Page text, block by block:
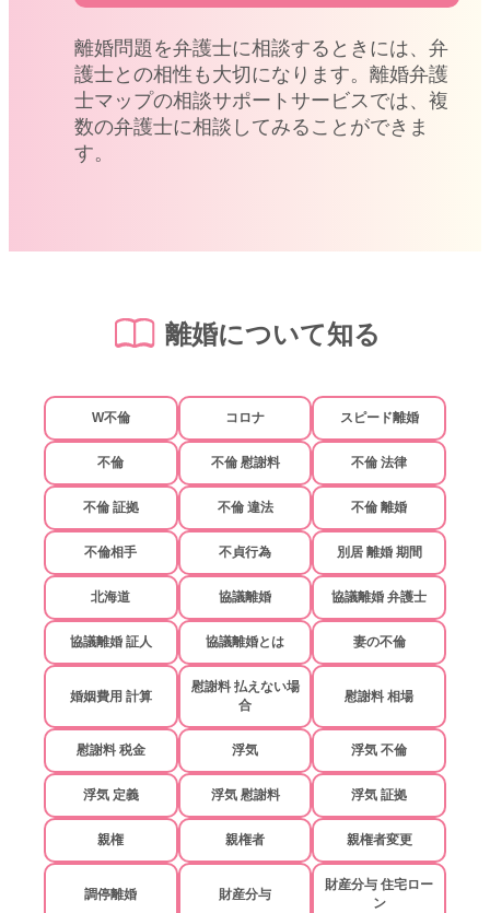
離婚問題を弁護士に相談するときには、弁
護士との相性も大切になります。離婚弁護
士マップの相談サポートサービスでは、複
数の弁護士に相談してみることができま
す。
離婚について知る
W不倫 コロナ スピード離婚
不倫 不倫 慰謝料 不倫 法律
不倫 証拠 不倫 違法 不倫 離婚
不倫相手 不貞行為 別居 離婚 期間
北海道 協議離婚 協議離婚 弁護士
協議離婚 証人 協議離婚とは 妻の不倫
婚姻費用 計算
慰謝料 払えない場
合
慰謝料 相場
慰謝料 税金 浮気 浮気 不倫
浮気 定義 浮気 慰謝料 浮気 証拠
親権 親権者 親権者変更
調停離婚 財産分与
財産分与 住宅ロー
ン